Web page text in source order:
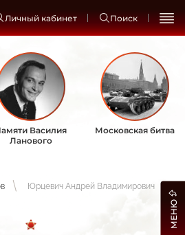
Личный кабинет Поиск
Василия
Ланового
Московская битва
Юрцевич Андрей Владимирович
МЕНЮ